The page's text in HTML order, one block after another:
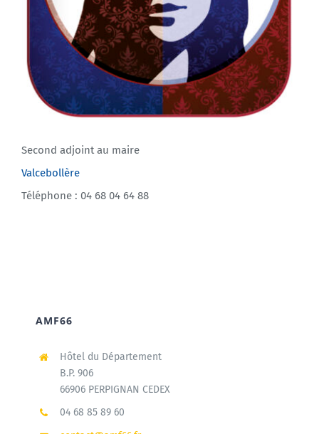
Second adjoint au maire
Valcebollère
Téléphone : 04 68 04 64 88
AMF66
Hôtel du Département
B.P. 906
66906 PERPIGNAN CEDEX
04 68 85 89 60